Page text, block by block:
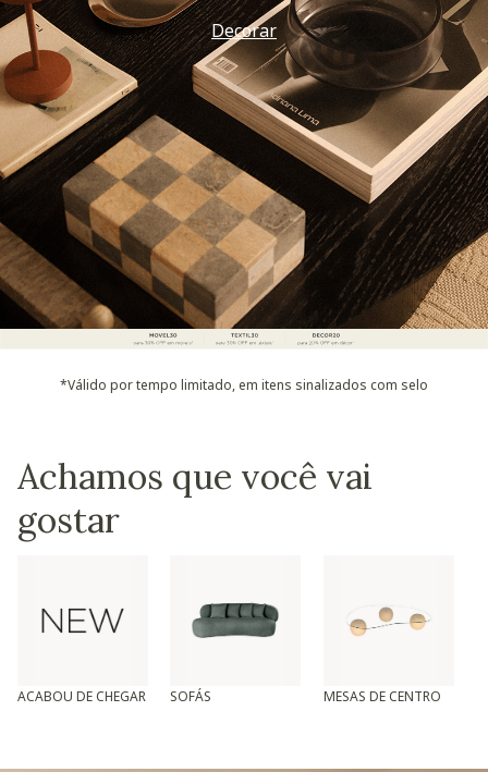
Decorar
*Válido por tempo limitado, em itens sinalizados com selo
Achamos que você vai
gostar
ACABOU DE CHEGAR SOFÁS MESAS DE CENTRO